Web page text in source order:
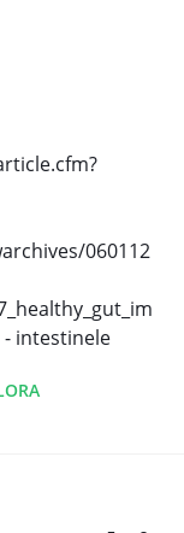
060112
- intestinele